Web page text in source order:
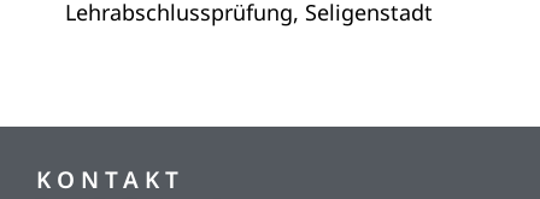
Lehrabschlussprüfung, Seligenstadt
KONTAKT